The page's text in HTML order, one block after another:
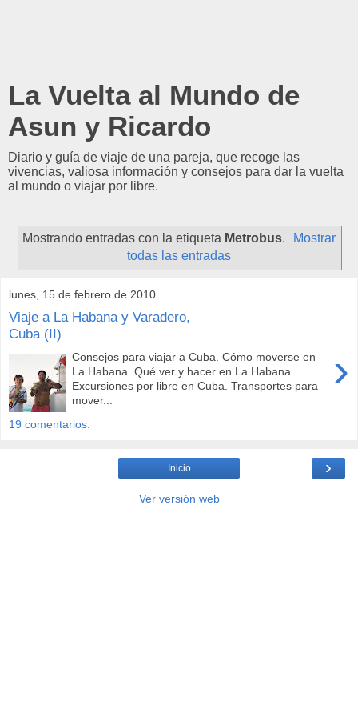
La Vuelta al Mundo de
Asun y Ricardo
Diario y guía de viaje de una pareja, que recoge las
vivencias, valiosa información y consejos para dar la vuelta
al mundo o viajar por libre.
Mostrando entradas con la etiqueta Metrobus.
Mostrar
todas las entradas
lunes, 15 de febrero de 2010
Viaje a La Habana y Varadero,
Cuba (II)
›
Consejos para viajar a Cuba. Cómo moverse en
La Habana. Qué ver y hacer en La Habana.
Excursiones por libre en Cuba. Transportes para
mover...
19 comentarios:
›
Inicio
Ver versión web